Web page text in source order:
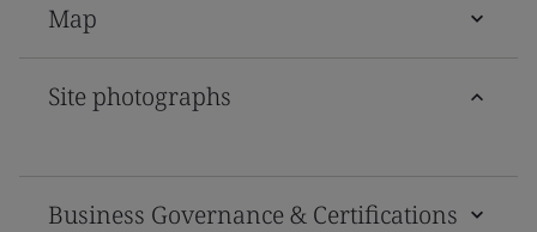
Map
Site photographs
Business Governance & Certifications